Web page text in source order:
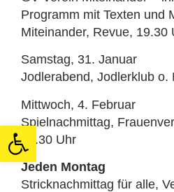
Open toolbar
Programm mit Texten und
Miteinander, Revue, 19.30
Samstag, 31. Januar
Jodlerabend, Jodlerklub o.
Mittwoch, 4. Februar
Spielnachmittag,
14.30 Uhr
Jeden Montag
Stricknachmittag für alle,